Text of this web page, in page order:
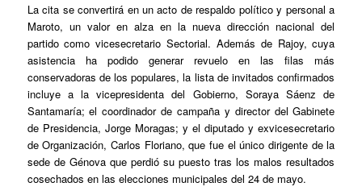
La cita se convertirá en un acto de respaldo político y personal a
Maroto, un valor en alza en la nueva dirección nacional del
partido como vicesecretario Sectorial. Además de Rajoy, cuya
asistencia ha podido generar revuelo en las filas más
conservadoras de los populares, la lista de invitados confirmados
incluye a la vicepresidenta del Gobierno, Soraya Sáenz de
Santamaría; el coordinador de campaña y director del Gabinete
de Presidencia, Jorge Moragas; y el diputado y exvicesecretario
de Organización, Carlos Floriano, que fue el único dirigente de la
sede de Génova que perdió su puesto tras los malos resultados
cosechados en las elecciones municipales del 24 de mayo.